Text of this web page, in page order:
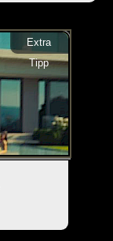
Extra
Tipp